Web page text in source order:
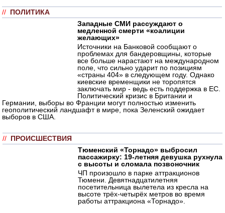
// ПОЛИТИКА
Западные СМИ рассуждают о
медленной смерти «коалиции
желающих»
Источники на Банковой сообщают о
проблемах для бандеровщины, которые
все больше нарастают на международном
поле, что сильно ударит по позициям
«страны 404» в следующем году. Однако
киевские временщики не торопятся
заключать мир - ведь есть поддержка в ЕС.
Политический кризис в Британии и
Германии, выборы во Франции могут полностью изменить
геополитический ландшафт в мире, пока Зеленский ожидает
выборов в США.
// ПРОИСШЕСТВИЯ
Тюменский «Торнадо» выбросил
пассажирку: 19-летняя девушка рухнула
с высоты и сломала позвоночник
ЧП произошло в парке аттракционов
Тюмени. Девятнадцатилетняя
посетительница вылетела из кресла на
высоте трёх-четырёх метров во время
работы аттракциона «Торнадо».